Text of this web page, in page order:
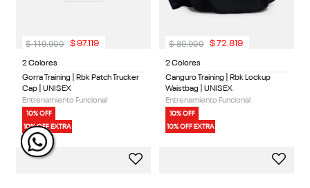
2 Colores
Gorra Training | Rbk Patch Trucker
Cap | UNISEX
Entrenamiento Funcional
10% OFF
10% OFF EXTRA
$ 119.900 $97.119
2 Colores
Canguro Training | Rbk Lockup
Waistbag | UNISEX
Entrenamiento Funcional
10% OFF
10% OFF EXTRA
$ 89.900 $72.819